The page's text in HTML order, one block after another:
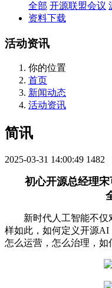
全部 开源联盟会议
资料下载
活动资讯
你的位置
首页
新闻动态
活动资讯
简讯
2025-03-31 14:00:49 1482
初心开源总经理
新时代人工智能不仅
样如此，如何定义开源AI
怎么运营，怎么治理，如